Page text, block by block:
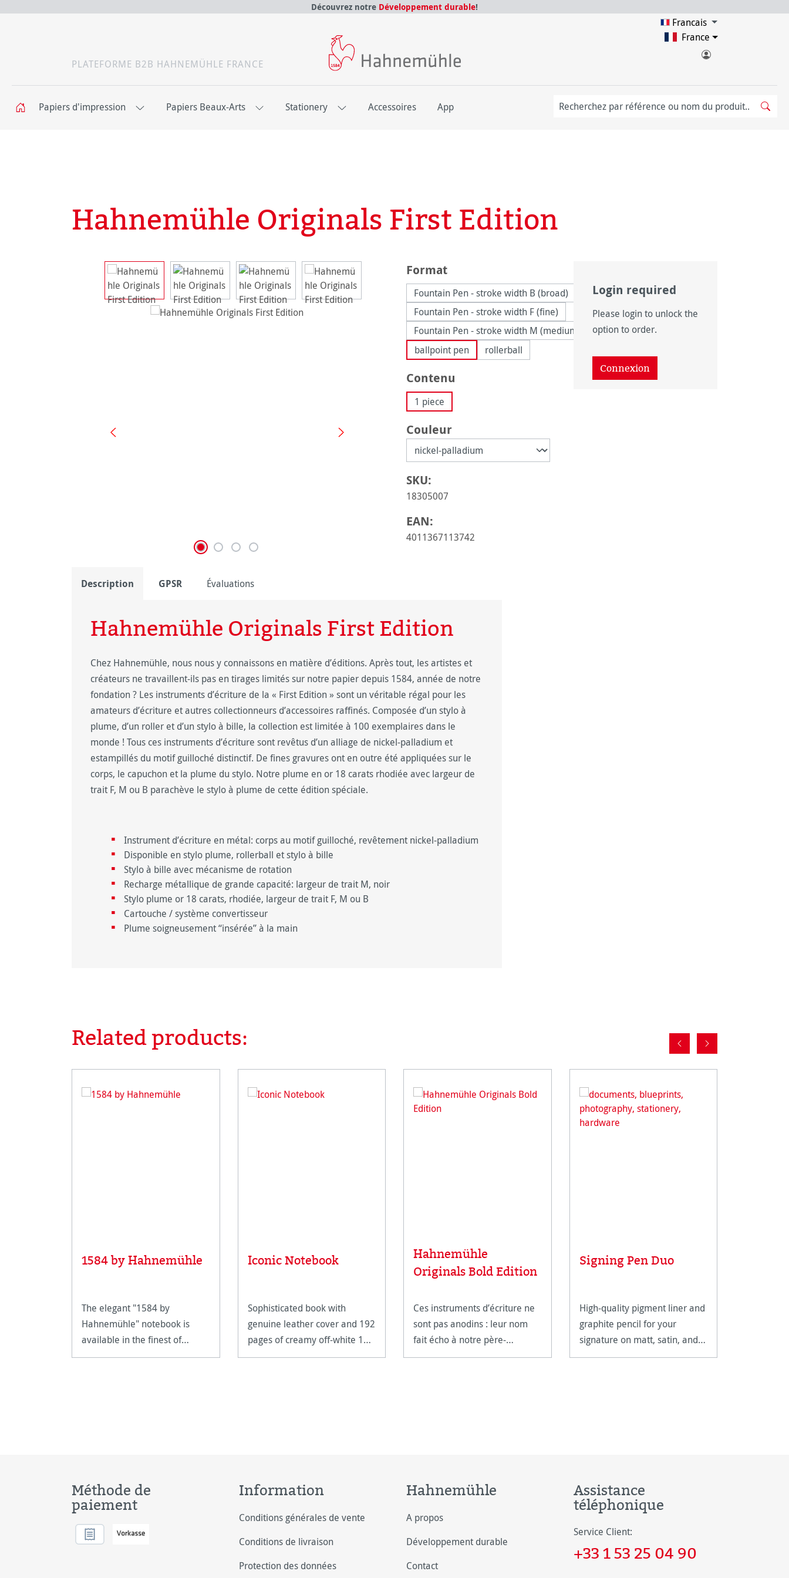
Découvrez notre Développement durable!
PLATEFORME B2B HAHNEMÜHLE FRANCE
Francais
France
Papiers d'impression Papiers Beaux-Arts Stationery Accessoires App
Hahnemühle Originals First Edition
Ignorer la galerie d'images Sélectionnez
Format
Fountain Pen - stroke width B (broad)
Fountain Pen - stroke width F (fine)
Fountain Pen - stroke width M (medium)
ballpoint pen
rollerball
Sélectionnez
Contenu
1 piece
Sélectionnez
Couleur
SKU:
18305007
EAN:
4011367113742
Login required
Please login to unlock the
option to order.
Connexion
Description GPSR Évaluations
Hahnemühle Originals First Edition
Chez Hahnemühle, nous nous y connaissons en matière d’éditions. Après tout, les artistes et
créateurs ne travaillent-ils pas en tirages limités sur notre papier depuis 1584, année de notre
fondation ? Les instruments d’écriture de la « First Edition » sont un véritable régal pour les
amateurs d’écriture et autres collectionneurs d’accessoires raffinés. Composée d’un stylo à
plume, d’un roller et d’un stylo à bille, la collection est limitée à 100 exemplaires dans le
monde ! Tous ces instruments d’écriture sont revêtus d’un alliage de nickel-palladium et
estampillés du motif guilloché distinctif. De fines gravures ont en outre été appliquées sur le
corps, le capuchon et la plume du stylo. Notre plume en or 18 carats rhodiée avec largeur de
trait F, M ou B parachève le stylo à plume de cette édition spéciale.
Instrument d’écriture en métal: corps au motif guilloché, revêtement nickel-palladium
Disponible en stylo plume, rollerball et stylo à bille
Stylo à bille avec mécanisme de rotation
Recharge métallique de grande capacité: largeur de trait M, noir
Stylo plume or 18 carats, rhodiée, largeur de trait F, M ou B
Cartouche / système convertisseur
Plume soigneusement “insérée” à la main
Ignorer la galerie de produits
Related products:
1584 by Hahnemühle
The elegant "1584 by
Hahnemühle" notebook is
available in the finest of
colours.
Iconic Notebook
Sophisticated book with
genuine leather cover and 192
pages of creamy off-white 100
gsm paper.
Hahnemühle
Originals Bold Edition
Ces instruments d’écriture ne
sont pas anodins : leur nom
fait écho à notre père-
fondateur, le papetier Merten
Signing Pen Duo
High-quality pigment liner and
graphite pencil for your
signature on matt, satin, and
high-gloss paper surfaces.
Méthode de
paiement
Information
Conditions générales de vente
Conditions de livraison
Protection des données
Hahnemühle
A propos
Développement durable
Contact
Assistance
téléphonique
Service Client:
+33 1 53 25 04 90